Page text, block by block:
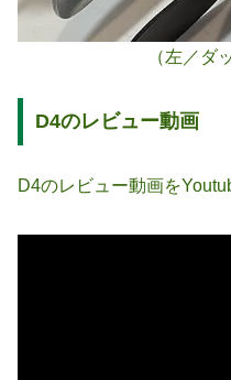
（左／ダ
D4のレビュー動画
D4のレビュー動画を